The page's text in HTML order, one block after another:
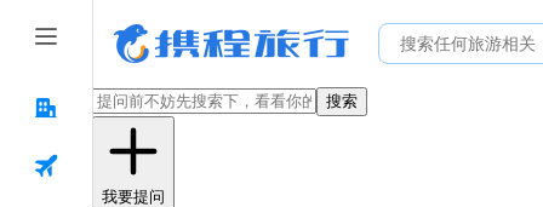
搜索
我要提问